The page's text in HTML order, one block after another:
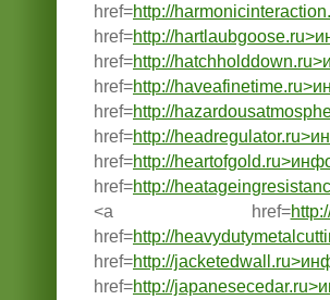
href=http://
href=http://
href=http://
href=http://
href=http://
href=http://
href=http://
href=http://
<a href=
href=http://
href=http://
href=http://